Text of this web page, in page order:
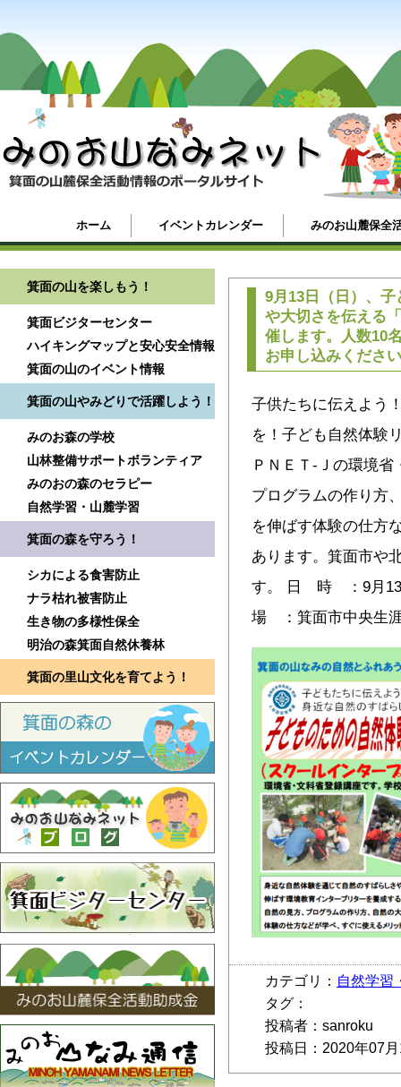
ホーム イベントカレンダー みのお山麓保全
箕面の山を楽しもう！
箕面ビジターセンター
ハイキングマップと安心安全情報
箕面の山のイベント情報
箕面の山やみどりで活躍しよう！
みのお森の学校
山林整備サポートボランティア
みのおの森のセラピー
自然学習・山麓学習
箕面の森を守ろう！
シカによる食害防止
ナラ枯れ被害防止
生き物の多様性保全
明治の森箕面自然休養林
箕面の里山文化を育てよう！
9月13日（日）、
や大切さを伝える
催します。人数10
お申し込みくださ
子供たちに伝えよう
を！子ども自然体験
ＰＮＥＴ-Ｊの環境
プログラムの作り方
を伸ばす体験の仕方
あります。箕面市や
す。 日 時 ：9月
場 ：箕面市中央生
カテゴリ： 自然学習
タグ：
投稿者：sanroku
投稿日：2020年07